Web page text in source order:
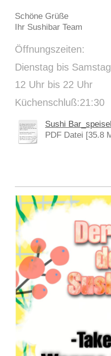
Schöne Grüße
Ihr Sushibar Team
Öffnungszeiten:
Dienstag bis Samstag
12 Uhr bis 22 Uhr
Küchenschluß:21:30
Sushi
PDF Datei [35.8